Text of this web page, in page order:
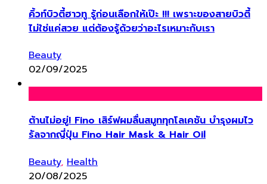
คิ้วท์บิวตี้ฮาวทู รู้ก่อนเลือกให้เป๊ะ !!! เพราะของสายบิวตี้
ไม่ใช่แค่สวย แต่ต้องรู้ด้วยว่าอะไรเหมาะกับเรา
Beauty
02/09/2025
ต้านไม่อยู่! Fino เสิร์ฟผมลื่นสมูททุกโลเคชัน บำรุงผมไว
รัลจากญี่ปุ่น Fino Hair Mask & Hair Oil
Beauty, Health
20/08/2025